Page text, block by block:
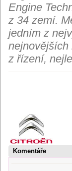
Engine
z 34 zemí.
jedním z
nejnovějších
z řízení,
Komentáře